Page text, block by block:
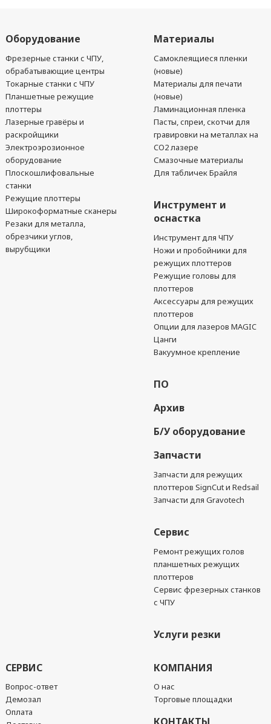
Оборудование
Фрезерные станки с ЧПУ,
обрабатывающие центры
Токарные станки с ЧПУ
Планшетные режущие
плоттеры
Лазерные гравёры и
раскройщики
Электроэрозионное
оборудование
Плоскошлифовальные
станки
Режущие плоттеры
Широкоформатные сканеры
Резаки для металла,
обрезчики углов,
вырубщики
Материалы
Самоклеящиеся пленки
(новые)
Материалы для печати
(новые)
Ламинационная пленка
Пасты, спреи, скотчи для
гравировки на металлах на
CO2 лазере
Смазочные материалы
Для табличек Брайля
Инструмент и
оснастка
Инструмент для ЧПУ
Ножи и пробойники для
режущих плоттеров
Режущие головы для
плоттеров
Аксессуары для режущих
плоттеров
Опции для лазеров MAGIC
Цанги
Вакуумное крепление
ПО
Архив
Б/У оборудование
Запчасти
Запчасти для режущих
плоттеров SignCut и Redsail
Запчасти для Gravotech
Сервис
Ремонт режущих голов
планшетных режущих
плоттеров
Сервис фрезерных станков
с ЧПУ
Услуги резки
СЕРВИС
Вопрос-ответ
Демозал
Оплата
КОМПАНИЯ
О нас
Торговые площадки